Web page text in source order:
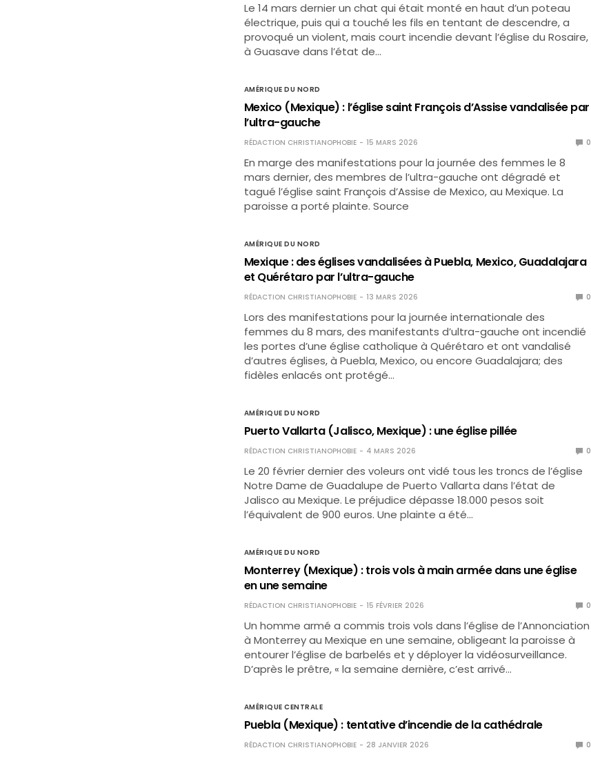
Le 14 mars dernier un chat qui était monté en haut d’un poteau
électrique, puis qui a touché les fils en tentant de descendre, a
provoqué un violent, mais court incendie devant l’église du Rosaire,
à Guasave dans l’état de…
AMÉRIQUE DU NORD
Mexico (Mexique) : l’église saint François d’Assise vandalisée par
l’ultra-gauche
RÉDACTION CHRISTIANOPHOBIE 15 MARS 2026 0
En marge des manifestations pour la journée des femmes le 8
mars dernier, des membres de l’ultra-gauche ont dégradé et
tagué l’église saint François d’Assise de Mexico, au Mexique. La
paroisse a porté plainte. Source
AMÉRIQUE DU NORD
Mexique : des églises vandalisées à Puebla, Mexico, Guadalajara
et Quérétaro par l’ultra-gauche
RÉDACTION CHRISTIANOPHOBIE 13 MARS 2026 0
Lors des manifestations pour la journée internationale des
femmes du 8 mars, des manifestants d’ultra-gauche ont incendié
les portes d’une église catholique à Quérétaro et ont vandalisé
d’autres églises, à Puebla, Mexico, ou encore Guadalajara; des
fidèles enlacés ont protégé…
AMÉRIQUE DU NORD
Puerto Vallarta (Jalisco, Mexique) : une église pillée
RÉDACTION CHRISTIANOPHOBIE 4 MARS 2026 0
Le 20 février dernier des voleurs ont vidé tous les troncs de l’église
Notre Dame de Guadalupe de Puerto Vallarta dans l’état de
Jalisco au Mexique. Le préjudice dépasse 18.000 pesos soit
l’équivalent de 900 euros. Une plainte a été…
AMÉRIQUE DU NORD
Monterrey (Mexique) : trois vols à main armée dans une église
en une semaine
RÉDACTION CHRISTIANOPHOBIE 15 FÉVRIER 2026 0
Un homme armé a commis trois vols dans l’église de l’Annonciation
à Monterrey au Mexique en une semaine, obligeant la paroisse à
entourer l’église de barbelés et y déployer la vidéosurveillance.
D’après le prêtre, « la semaine dernière, c’est arrivé…
AMÉRIQUE CENTRALE
Puebla (Mexique) : tentative d’incendie de la cathédrale
RÉDACTION CHRISTIANOPHOBIE 28 JANVIER 2026 0